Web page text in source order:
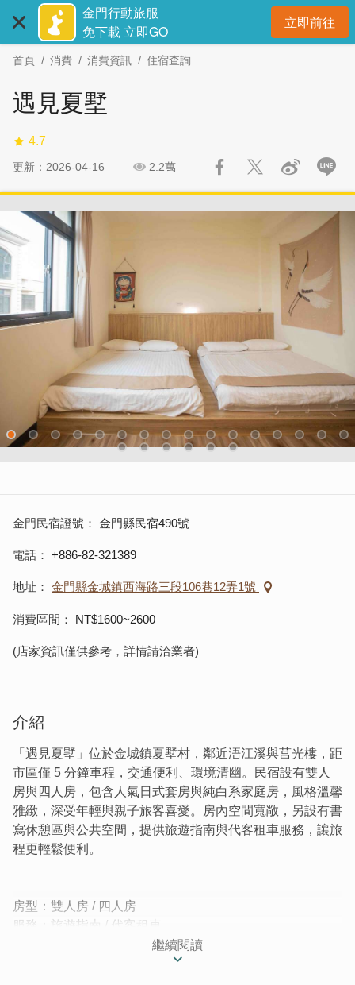
主
金門行動旅服
免下載 立即GO
立即前往開
首頁 消費 消費資訊 住宿查詢
遇見夏墅
4.7
更新：2026-04-16 2.2萬
社
金門民宿證號 金門縣民宿490號
電話 +886-82-321389
地址 金門縣金城鎮西海路三段106巷12弄1號
消費區間 NT$1600~2600
(店家資訊僅供參考，詳情請洽業者)
介紹
「遇見夏墅」位於金城鎮夏墅村，鄰近浯江溪與莒光樓，距
市區僅 5 分鐘車程，交通便利、環境清幽。民宿設有雙人
房與四人房，包含人氣日式套房與純白系家庭房，風格溫馨
雅緻，深受年輕與親子旅客喜愛。房內空間寬敞，另設有書
寫休憩區與公共空間，提供旅遊指南與代客租車服務，讓旅
程更輕鬆便利。
房型：雙人房 / 四人房
服務：旅遊指南 / 代客租車
繼續閱讀